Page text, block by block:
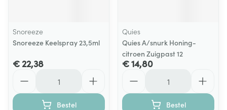
Snoreeze
Snoreeze Keelspray 23,5ml
€ 22,38
Bestel
Quies
Quies A/snurk Honing-
citroen Zuigpast 12
€ 14,80
Bestel